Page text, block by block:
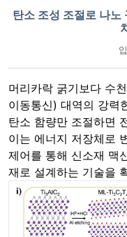
탄소 조성 조절로 나
머리카락 굵기보다 수
이동통신) 대역의 강력
탄소 함량만 조절하면
이는 에너지 저장체로
제어를 통해 신소재 맥
재로 설계하는 기술을